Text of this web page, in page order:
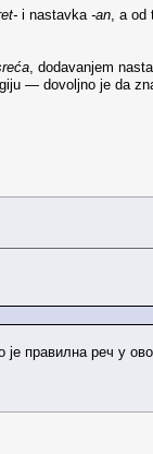
i nastavka -an , a
, dodavanjem
— dovoljno je da
правилна реч у